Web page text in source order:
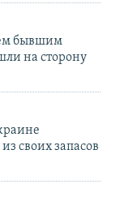
бывшим
на сторону
своих запасов